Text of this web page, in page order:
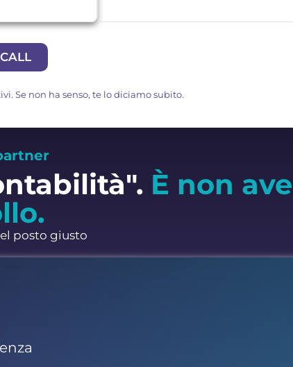
Se non ha senso, te lo diciamo subito.
È non
posto giusto